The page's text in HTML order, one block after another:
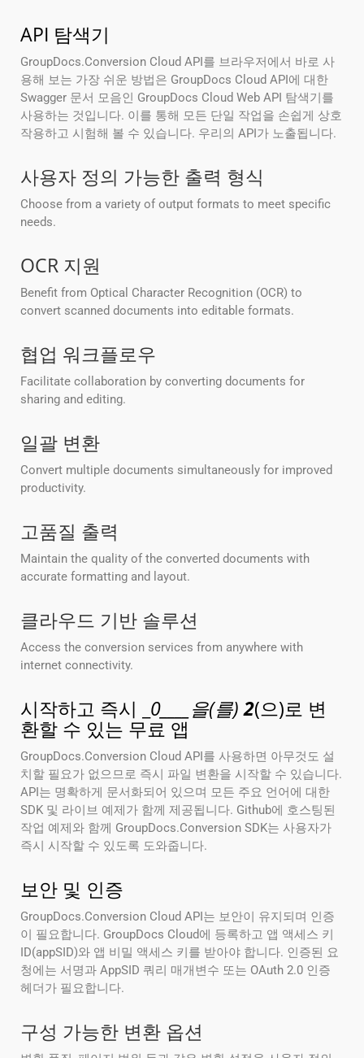
API 탐색기
GroupDocs.Conversion Cloud API를 브라우저에서 바로 사
용해 보는 가장 쉬운 방법은 GroupDocs Cloud API에 대한
Swagger 문서 모음인 GroupDocs Cloud Web API 탐색기를
사용하는 것입니다. 이를 통해 모든 단일 작업을 손쉽게 상호
작용하고 시험해 볼 수 있습니다. 우리의 API가 노출됩니다.
사용자 정의 가능한 출력 형식
Choose from a variety of output formats to meet specific
needs.
OCR 지원
Benefit from Optical Character Recognition (OCR) to
convert scanned documents into editable formats.
협업 워크플로우
Facilitate collaboration by converting documents for
sharing and editing.
일괄 변환
Convert multiple documents simultaneously for improved
productivity.
고품질 출력
Maintain the quality of the converted documents with
accurate formatting and layout.
클라우드 기반 솔루션
Access the conversion services from anywhere with
internet connectivity.
시작하고 즉시 _ 0____을(를)2(으)로 변
환할 수 있는 무료 앱
GroupDocs.Conversion Cloud API를 사용하면 아무것도 설
치할 필요가 없으므로 즉시 파일 변환을 시작할 수 있습니다.
API는 명확하게 문서화되어 있으며 모든 주요 언어에 대한
SDK 및 라이브 예제가 함께 제공됩니다. Github에 호스팅된
작업 예제와 함께 GroupDocs.Conversion SDK는 사용자가
즉시 시작할 수 있도록 도와줍니다.
보안 및 인증
GroupDocs.Conversion Cloud API는 보안이 유지되며 인증
이 필요합니다. GroupDocs Cloud에 등록하고 앱 액세스 키
ID(appSID)와 앱 비밀 액세스 키를 받아야 합니다. 인증된 요
청에는 서명과 AppSID 쿼리 매개변수 또는 OAuth 2.0 인증
헤더가 필요합니다.
구성 가능한 변환 옵션